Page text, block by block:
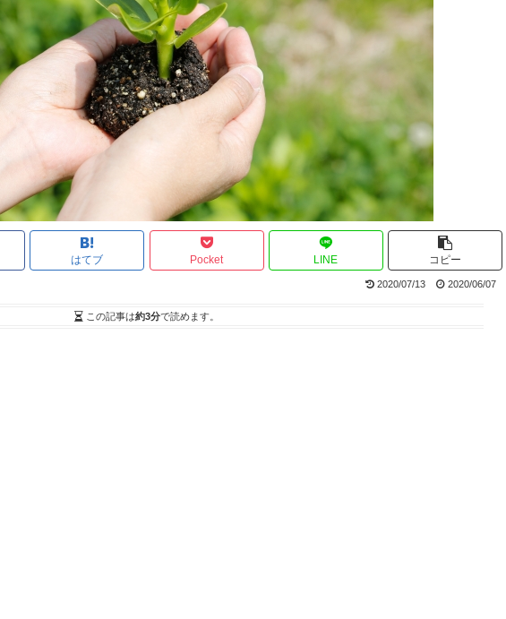
はてブ Pocket LINE コピー
2020/07/13 2020/06/07
この記事は約3分で読めます。